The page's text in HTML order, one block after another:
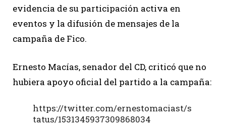
evidencia de su participación activa en
eventos y la difusión de mensajes de la
campaña de Fico.
Ernesto Macías, senador del CD, criticó que no
hubiera apoyo oficial del partido a la campaña:
https://twitter.com/ernestomaciast/s
tatus/1531345937309868034